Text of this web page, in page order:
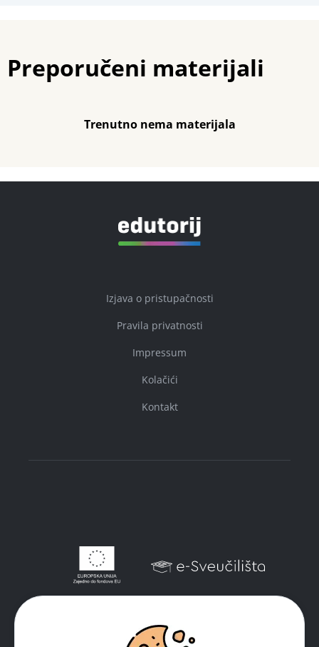
Preporučeni materijali
Trenutno nema materijala
Izjava o pristupačnosti
Pravila privatnosti
Impressum
Kolačići
Kontakt